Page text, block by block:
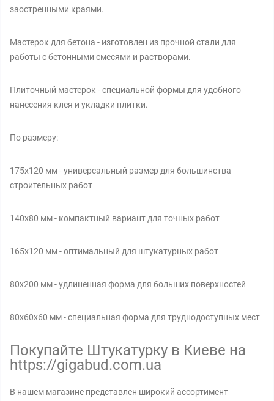
заостренными краями.
Мастерок для бетона - изготовлен из прочной стали для
работы с бетонными смесями и растворами.
Плиточный мастерок - специальной формы для удобного
нанесения клея и укладки плитки.
По размеру:
175x120 мм - универсальный размер для большинства
строительных работ
140x80 мм - компактный вариант для точных работ
165x120 мм - оптимальный для штукатурных работ
80x200 мм - удлиненная форма для больших поверхностей
80x60x60 мм - специальная форма для труднодоступных мест
Покупайте Штукатурку в Киеве на
https://gigabud.com.ua
В нашем магазине представлен широкий ассортимент